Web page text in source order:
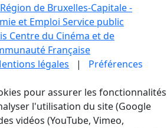
Région de Bruxelles-Capitale -
et Emploi Service public
Centre du Cinéma et de
Française
légales | Préférences
pour assurer les fonctionnalités
l'utilisation du site (Google
vidéos (YouTube, Vimeo,